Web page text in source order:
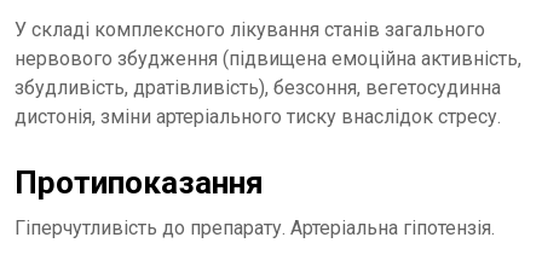
У складі комплексного лікування станів загального
нервового збудження (підвищена емоційна активність,
збудливість, дратівливість), безсоння, вегетосудинна
дистонія, зміни артеріального тиску внаслідок стресу.
Протипоказання
Гіперчутливість до препарату. Артеріальна гіпотензія.